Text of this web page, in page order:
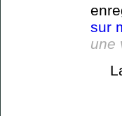
sur
une